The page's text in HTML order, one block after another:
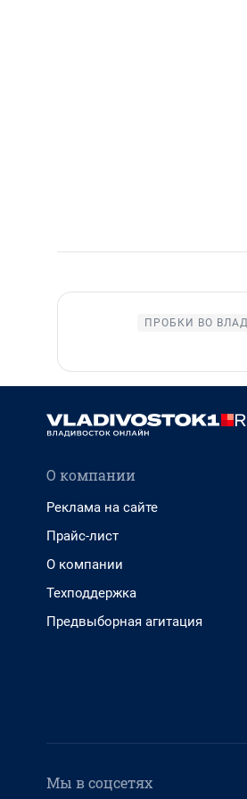
ПРОБКИ ВО
О компании
Реклама на сайте
Прайс-лист
О компании
Техподдержка
Предвыборная агитация
Мы в соцсетях